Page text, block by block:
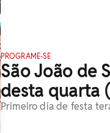
PROGRAME-SE
São João de
desta quarta
Primeiro dia de festa